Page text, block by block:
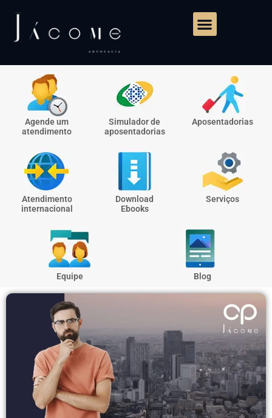
Agende um
atendimento
Simulador de
aposentadorias
Aposentadorias
Atendimento
internacional
Download
Ebooks
Serviços
Equipe Blog